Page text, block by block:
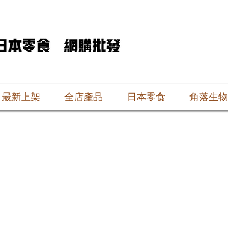
最新上架 全店產品 日本零食 角落生物